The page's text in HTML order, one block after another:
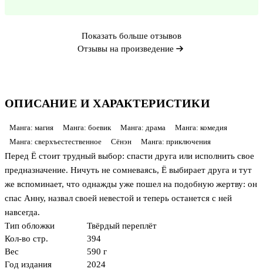
ОПИСАНИЕ И ХАРАКТЕРИСТИКИ
Манга: магия Манга: боевик Манга: драма
Манга: комедия
Манга: сверхъестественное
Сёнэн Манга: приключения
Перед Ё стоит трудный выбор: спасти друга или исполнить свое
предназначение. Ничуть не сомневаясь, Ё выбирает друга и тут
же вспоминает, что однажды уже пошел на подобную жертву: он
спас Анну, назвал своей невестой и теперь останется с ней
навсегда.
Тип обложки
Твёрдый переплёт
Кол-во стр.
394
Вес
590 г
Год издания
2024
Показать больше отзывов
Отзывы на произведение